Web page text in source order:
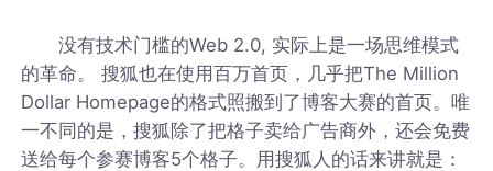
没有技术门槛的Web 2.0, 实际上是一场思维模式
的革命。 搜狐也在使用百万首页，几乎把The Million
Dollar Homepage的格式照搬到了博客大赛的首页。唯
一不同的是，搜狐除了把格子卖给广告商外，还会免费
送给每个参赛博客5个格子。用搜狐人的话来讲就是：